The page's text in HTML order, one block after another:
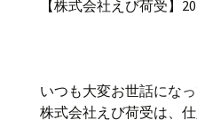
【株式会社えび荷受】
いつも大変お世話になっ
株式会社えび荷受は、